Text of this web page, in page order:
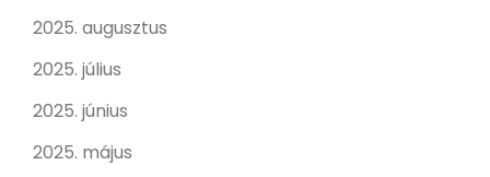
2025. augusztus
2025. július
2025. június
2025. május